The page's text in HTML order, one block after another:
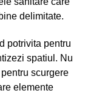
delimitate.
potrivita pentru
spatiul. Nu
scurgere
elemente